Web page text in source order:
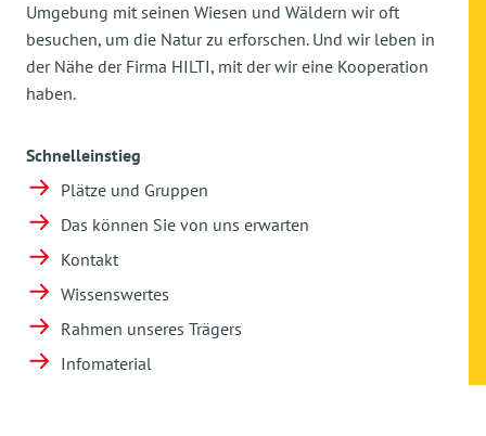
Umgebung mit seinen Wiesen und Wäldern wir oft
besuchen, um die Natur zu erforschen. Und wir leben in
der Nähe der Firma HILTI, mit der wir eine Kooperation
haben.
Schnelleinstieg
Plätze und Gruppen
Das können Sie von uns erwarten
Kontakt
Wissenswertes
Rahmen unseres Trägers
Infomaterial